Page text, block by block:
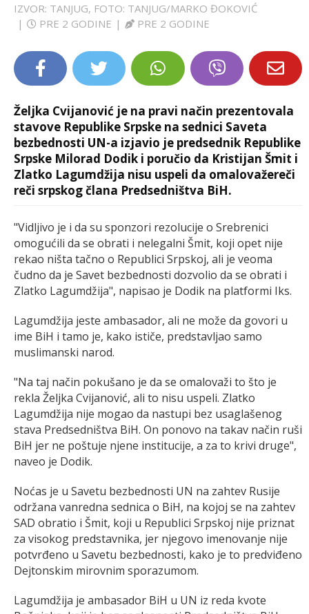
LIFESTYLE
EXTRA
IZVOR: TANJUG, FOTO: TANJUG/MARKO ĐOKOVIĆ
|
PRE 2 GODINE | PRE 2 GODINE
Željka Cvijanović je na pravi način prezentovala
stavove Republike Srpske na sednici Saveta
bezbednosti UN-a izjavio je predsednik Republike
Srpske Milorad Dodik i poručio da Kristijan Šmit i
Zlatko Lagumdžija nisu uspeli da omalovažereči
reči srpskog člana Predsedništva BiH.
"Vidljivo je i da su sponzori rezolucije o Srebrenici
omogućili da se obrati i nelegalni Šmit, koji opet nije
rekao ništa tačno o Republici Srpskoj, ali je veoma
čudno da je Savet bezbednosti dozvolio da se obrati i
Zlatko Lagumdžija", napisao je Dodik na platformi Iks.
Lagumdžija jeste ambasador, ali ne može da govori u
ime BiH i tamo je, kako ističe, predstavljao samo
muslimanski narod.
"Na taj način pokušano je da se omalovaži to što je
rekla Željka Cvijanović, ali to nisu uspeli. Zlatko
Lagumdžija nije mogao da nastupi bez usaglašenog
stava Predsedništva BiH. On ponovo na takav način ruši
BiH jer ne poštuje njene institucije, a za to krivi druge",
naveo je Dodik.
Noćas je u Savetu bezbednosti UN na zahtev Rusije
održana vanredna sednica o BiH, na kojoj se na zahtev
SAD obratio i Šmit, koji u Republici Srpskoj nije priznat
za visokog predstavnika, jer njegovo imenovanje nije
potvrđeno u Savetu bezbednosti, kako je to predviđeno
Dejtonskim mirovnim sporazumom.
Lagumdžija je ambasador BiH u UN iz reda kvote